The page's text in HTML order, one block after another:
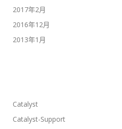
2017年2月
2016年12月
2013年1月
Catalyst
Catalyst-Support